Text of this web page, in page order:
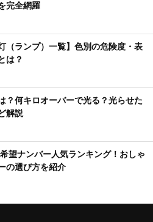
完全網羅
（ランプ）一覧】色別の危険度・表
は？
？何キロオーバーで光る？光らせた
解説
希望ナンバー人気ランキング！おしゃ
の選び方を紹介